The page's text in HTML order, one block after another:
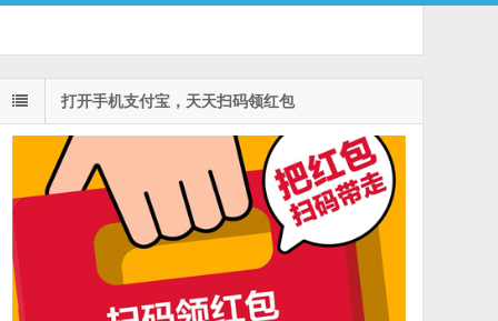
打开手机支付宝，天天扫码领红包